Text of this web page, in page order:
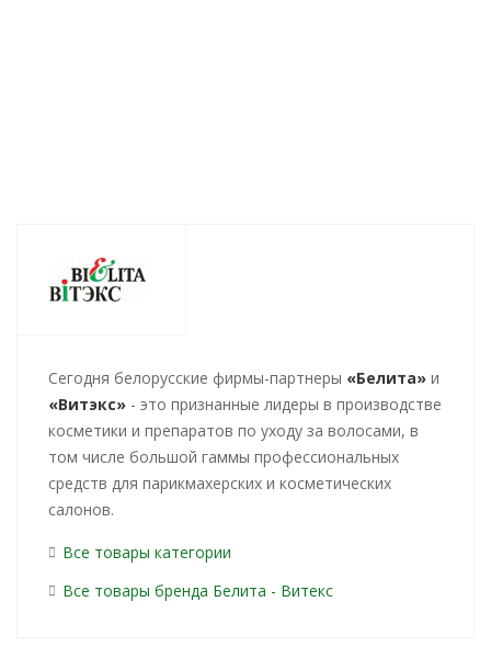
Cегодня белорусские фирмы-партнеры «Белита» и
«Витэкс» - это признанные лидеры в производстве
косметики и препаратов по уходу за волосами, в
том числе большой гаммы профессиональных
средств для парикмахерских и косметических
салонов.
Все товары категории
Все товары бренда Белита - Витекс